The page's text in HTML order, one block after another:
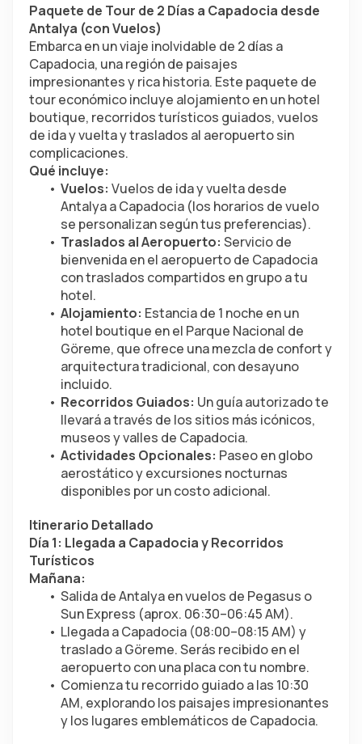
Paquete de Tour de 2 Días a Capadocia desde
Antalya (con Vuelos)
Embarca en un viaje inolvidable de 2 días a
Capadocia, una región de paisajes
impresionantes y rica historia. Este paquete de
tour económico incluye alojamiento en un hotel
boutique, recorridos turísticos guiados, vuelos
de ida y vuelta y traslados al aeropuerto sin
complicaciones.
Qué incluye:
Vuelos: Vuelos de ida y vuelta desde
Antalya a Capadocia (los horarios de vuelo
se personalizan según tus preferencias).
Traslados al Aeropuerto: Servicio de
bienvenida en el aeropuerto de Capadocia
con traslados compartidos en grupo a tu
hotel.
Alojamiento: Estancia de 1 noche en un
hotel boutique en el Parque Nacional de
Göreme, que ofrece una mezcla de confort y
arquitectura tradicional, con desayuno
incluido.
Recorridos Guiados: Un guía autorizado te
llevará a través de los sitios más icónicos,
museos y valles de Capadocia.
Actividades Opcionales: Paseo en globo
aerostático y excursiones nocturnas
disponibles por un costo adicional.
Itinerario Detallado
Día 1: Llegada a Capadocia y Recorridos
Turísticos
Mañana:
Salida de Antalya en vuelos de Pegasus o
Sun Express (aprox. 06:30–06:45 AM).
Llegada a Capadocia (08:00–08:15 AM) y
traslado a Göreme. Serás recibido en el
aeropuerto con una placa con tu nombre.
Comienza tu recorrido guiado a las 10:30
AM, explorando los paisajes impresionantes
y los lugares emblemáticos de Capadocia.